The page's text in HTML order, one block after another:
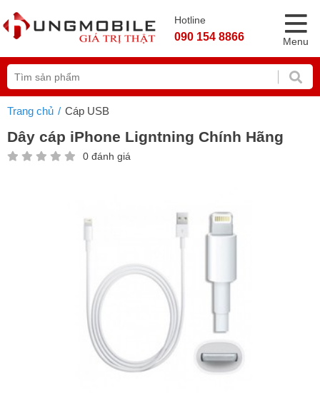
Hotline
090 154 8866 Menu
Trang chủ Cáp USB
Dây cáp iPhone Ligntning Chính Hãng
0 đánh giá